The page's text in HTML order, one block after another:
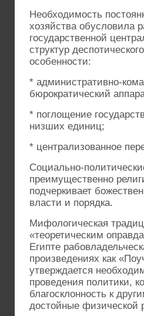
Необходимость
хозяйства обусловила
государственной
структур
особенности:
* административно-
бюрократический
* поглощение
низших единиц;
* централизованное
Социально-
преимущественно
подчеркивает
власти и порядка.
Мифологическая
«теоретическим
Египте
произведениях как
утверждается
проведения политики,
благосклонность к
достойные физической